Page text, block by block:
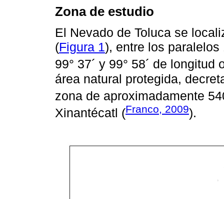
Zona de estudio
El Nevado de Toluca se
(Figura 1), entre los paralelos
99° 37´ y 99° 58´ de longitud
área natural protegida,
zona de aproximadamente
Xinantécatl (Franco, 2009).